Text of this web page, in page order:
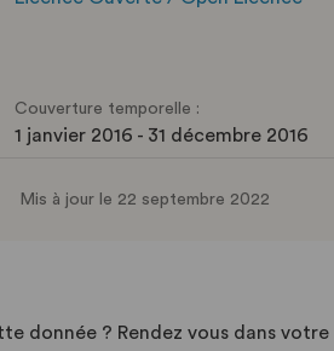
Couverture temporelle :
1 janvier 2016 - 31 décembre 2016
Mis à jour le 22 septembre 2022
donnée ? Rendez vous dans votre